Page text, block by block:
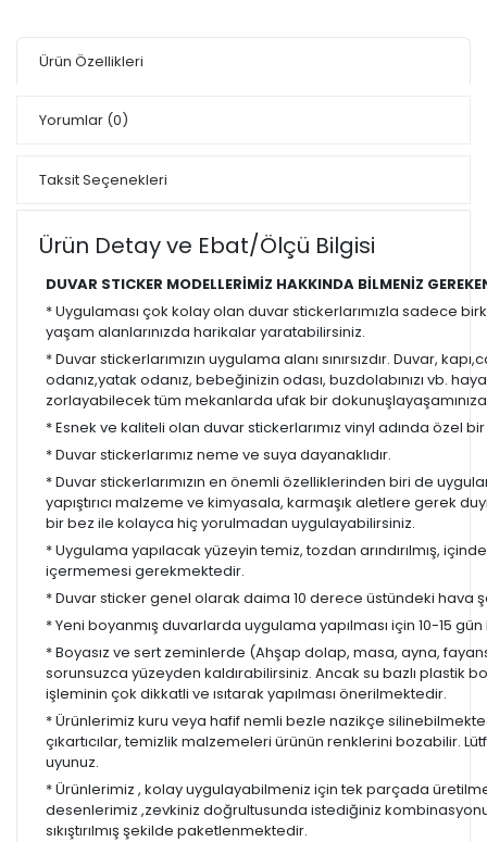
Ürün Özellikleri
Yorumlar (0)
Taksit Seçenekleri
Ürün Detay ve Ebat/Ölçü Bilgisi
DUVAR STICKER MODELLERİMİZ HAKKINDA BİLMENİZ
* Uygulaması çok kolay olan duvar stickerlarımızla sadece
yaşam alanlarınızda harikalar yaratabilirsiniz.
* Duvar stickerlarımızın uygulama alanı sınırsızdır. Duvar,
odanız,yatak odanız, bebeğinizin odası, buzdolabınızı vb.
zorlayabilecek tüm mekanlarda ufak bir
* Esnek ve kaliteli olan duvar stickerlarımız vinyl adında özel
* Duvar stickerlarımız neme ve suya dayanaklıdır.
* Duvar stickerlarımızın en önemli özelliklerinden biri de
yapıştırıcı malzeme ve kimyasala, karmaşık aletlere gerek
bir bez ile kolayca hiç yorulmadan uygulayabilirsiniz.
* Uygulama yapılacak yüzeyin temiz, tozdan arındırılmış,
içermemesi gerekmektedir.
* Duvar sticker genel olarak daima 10 derece üstündeki hava
* Yeni boyanmış duvarlarda uygulama yapılması için 10-15
* Boyasız ve sert zeminlerde (Ahşap dolap, masa, ayna,
sorunsuzca yüzeyden kaldırabilirsiniz. Ancak su bazlı plastik
işleminin çok dikkatli ve ısıtarak yapılması önerilmektedir.
* Ürünlerimiz kuru veya hafif nemli bezle nazikçe
çıkartıcılar, temizlik malzemeleri ürünün renklerini bozabilir.
uyunuz.
* Ürünlerimiz , kolay uygulayabilmeniz için tek parçada
desenlerimiz ,zevkiniz doğrultusunda istediğiniz
sıkıştırılmış şekilde paketlenmektedir.